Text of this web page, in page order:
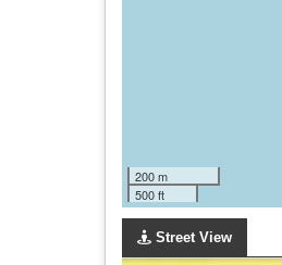
200 m
500 ft
Street View